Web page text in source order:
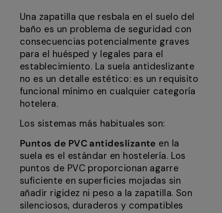
Una zapatilla que resbala en el suelo del
baño es un problema de seguridad con
consecuencias potencialmente graves
para el huésped y legales para el
establecimiento. La suela antideslizante
no es un detalle estético: es un requisito
funcional mínimo en cualquier categoría
hotelera.
Los sistemas más habituales son:
Puntos de PVC antideslizante en la
suela es el estándar en hostelería. Los
puntos de PVC proporcionan agarre
suficiente en superficies mojadas sin
añadir rigidez ni peso a la zapatilla. Son
silenciosos, duraderos y compatibles